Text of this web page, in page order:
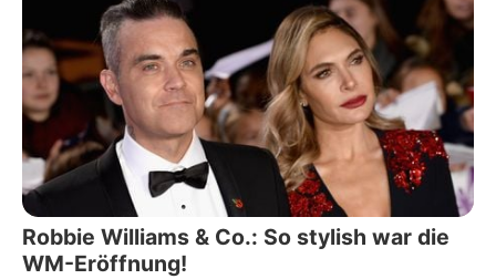
Robbie Williams & Co.: So stylish war die
WM-Eröffnung!